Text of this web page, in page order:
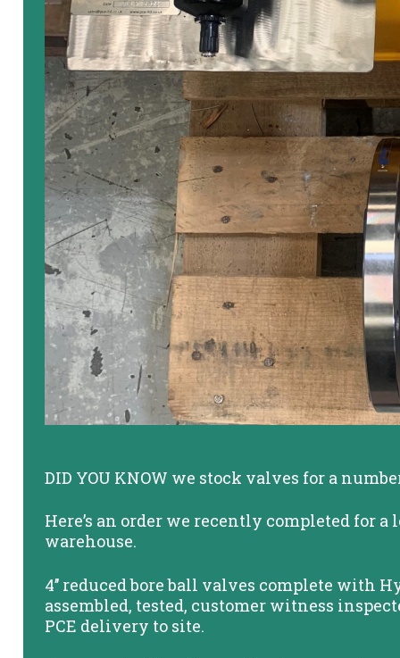
DID YOU KNOW we stock valves for a
Here’s an order we recently completed for
warehouse.
4’’ reduced bore ball valves complete with
assembled, tested, customer witness
PCE delivery to site.